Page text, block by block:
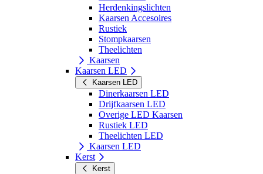
Herdenkingslichten
Kaarsen Accesoires
Rustiek
Stompkaarsen
Theelichten
Kaarsen
Kaarsen LED
Kaarsen LED
Dinerkaarsen LED
Drijfkaarsen LED
Overige LED Kaarsen
Rustiek LED
Theelichten LED
Kaarsen LED
Kerst
Kerst